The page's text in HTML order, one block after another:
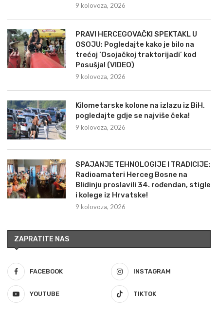
9 kolovoza, 2026
PRAVI HERCEGOVAČKI SPEKTAKL U
OSOJU: Pogledajte kako je bilo na
trećoj ‘Osojačkoj traktorijadi’ kod
Posušja! (VIDEO)
9 kolovoza, 2026
Kilometarske kolone na izlazu iz BiH,
pogledajte gdje se najviše čeka!
9 kolovoza, 2026
SPAJANJE TEHNOLOGIJE I TRADICIJE:
Radioamateri Herceg Bosne na
Blidinju proslavili 34. rođendan, stigle
i kolege iz Hrvatske!
9 kolovoza, 2026
ZAPRATITE NAS
FACEBOOK INSTAGRAM
YOUTUBE TIKTOK